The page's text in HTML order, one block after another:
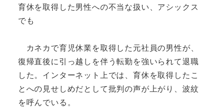
育休を取得した男性への不当な扱い、アシックス
でも
カネカで育児休業を取得した元社員の男性が、
復帰直後に引っ越しを伴う転勤を強いられて退職
した。インターネット上では、育休を取得したこ
とへの見せしめだとして批判の声が上がり、波紋
を呼んでいる。